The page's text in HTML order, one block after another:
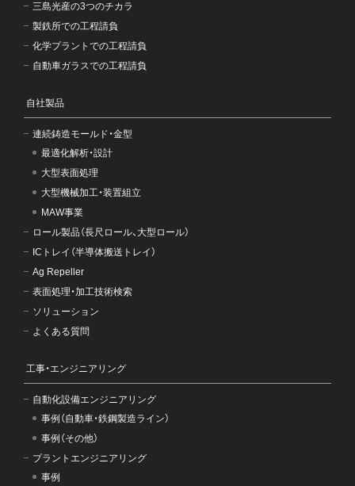
三島光産の3つのチカラ
製鉄所での工程請負
化学プラントでの工程請負
自動車ガラスでの工程請負
自社製品
連続鋳造モールド・金型
最適化解析・設計
大型表面処理
大型機械加工・装置組立
MAW事業
ロール製品（長尺ロール、大型ロール）
ICトレイ（半導体搬送トレイ）
Ag Repeller
表面処理・加工技術検索
ソリューション
よくある質問
工事・エンジニアリング
自動化設備エンジニアリング
事例（自動車・鉄鋼製造ライン）
事例（その他）
プラントエンジニアリング
事例